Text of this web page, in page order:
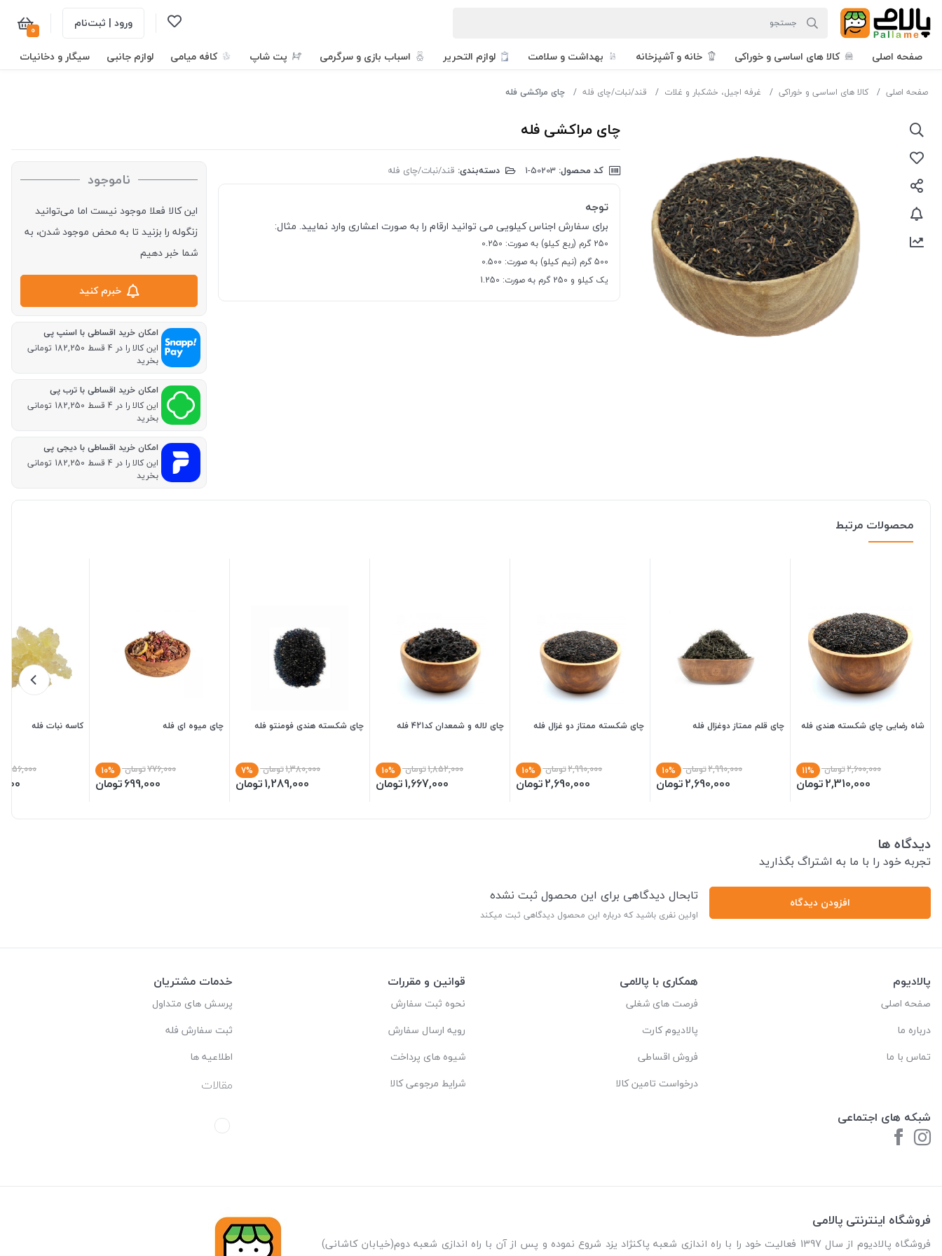
ورود | ثبت‌نام 0
صفحه اصلی کالا های اساسی و خوراکی خانه و آشپزخانه بهداشت و سلامت لوازم التحریر اسباب بازی و سرگرمی پت شاپ کافه میامی لوازم جانبی سیگار و دخانیات
صفحه اصلی کالا های اساسی و خوراکی غرفه اجیل، خشکبار و غلات قند/نبات/چای فله چای مراکشی فله
چای مراکشی فله
کد محصول: دسته‌بندی: قند/نبات/چای فله
توجه
برای سفارش اجناس کیلویی می توانید ارقام را به صورت اعشاری وارد نمایید. مثال:
250 گرم (ربع کیلو) به صورت: 0.250
500 گرم (نیم کیلو) به صورت: 0.500
یک کیلو و 250 گرم به صورت: 1.250
ناموجود
این کالا فعلا موجود نیست اما می‌توانید
زنگوله را بزنید تا به محض موجود شدن، به
شما خبر دهیم
خبرم کنید
امکان خرید اقساطی با اسنپ پی
این کالا را در 4 قسط 182,250 تومانی
بخرید
امکان خرید اقساطی با ترب پی
این کالا را در 4 قسط 182,250 تومانی
بخرید
امکان خرید اقساطی با دیجی پی
این کالا را در 4 قسط 182,250 تومانی
بخرید
محصولات مرتبط
شاه رضایی چای شکسته هندی فله
2,600,000تومان 11%
2,310,000تومان
چای قلم ممتاز دوغزال فله
2,990,000تومان 10%
2,690,000تومان
چای شکسته ممتاز دو غزال فله
2,990,000تومان 10%
2,690,000تومان
چای لاله و شمعدان کد421 فله
1,852,000تومان 10%
1,667,000تومان
چای شکسته هندی فومنتو فله
1,380,000تومان 7%
1,289,000تومان
چای میوه ای فله
776,000تومان 10%
699,000تومان
کاسه نبات فله
156,000
دیدگاه ها
تجربه خود را با ما به اشتراگ بگذارید
افزودن دیدگاه تابحال دیدگاهی برای این محصول ثبت نشده
اولین نفری باشید که درباره این محصول دیدگاهی ثبت میکند
پالادیوم
صفحه اصلی
درباره ما
تماس با ما
شبکه های اجتماعی
همکاری با پالامی
فرصت های شغلی
پالادیوم کارت
فروش اقساطی
درخواست تامین کالا
قوانین و مقررات
نحوه ثبت سفارش
رویه ارسال سفارش
شیوه های پرداخت
شرایط مرجوعی کالا
خدمات مشتریان
پرسش های متداول
ثبت سفارش فله
اطلاعیه ها
مقالات
فروشگاه اینترنتی پالامی
فروشگاه پالادیوم از سال 1397 فعالیت خود را با راه اندازی شعبه پاکنژاد یزد شروع نموده و پس از آن با راه اندازی شعبه دوم(خیابان کاشانی)